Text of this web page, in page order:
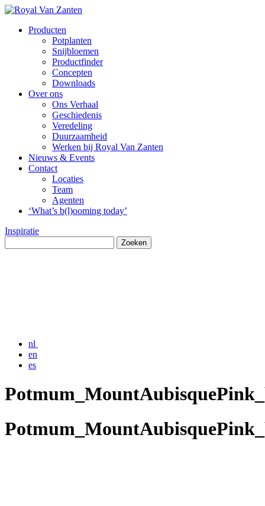
Producten
Potplanten
Snijbloemen
Productfinder
Concepten
Downloads
Over ons
Ons Verhaal
Geschiedenis
Veredeling
Duurzaamheid
Werken bij Royal Van Zanten
Nieuws & Events
Contact
Locaties
Team
Agenten
‘What’s b(l)ooming today’
Inspiratie
nl
en
es